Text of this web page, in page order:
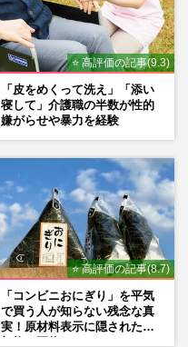
⭐ 高評価の記事(9.3)
「皮をめくって洗え」「添い
寝して」介護職の半数が性的
嫌がらせや暴力を経験
⭐ 高評価の記事(8.7)
「コンビニおにぎり」を平気
で買う人が知らない残念な真
実！原材料表示に隠された添